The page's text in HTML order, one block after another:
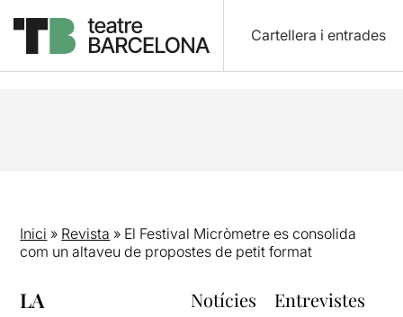
Cartellera i entrades
Inici » Revista » El Festival Micròmetre es consolida
com un altaveu de propostes de petit format
LA
Notícies
Entrevistes